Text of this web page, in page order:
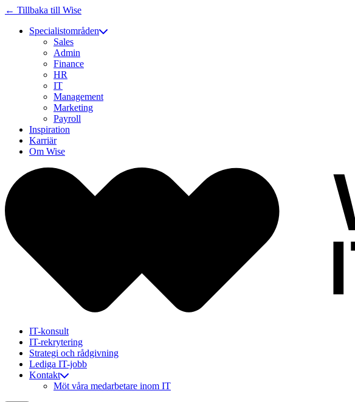
← Tillbaka till Wise
Specialistområden
Sales
Admin
Finance
HR
IT
Management
Marketing
Payroll
Inspiration
Karriär
Om Wise
IT-konsult
IT-rekrytering
Strategi och rådgivning
Lediga IT-jobb
Kontakt
Möt våra medarbetare inom IT